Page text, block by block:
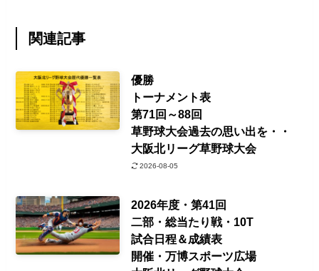
関連記事
優勝
トーナメント表
第71回～88回
草野球大会過去の思い出を・・
大阪北リーグ草野球大会
2026-08-05
2026年度・第41回
二部・総当たり戦・10T
試合日程＆成績表
開催・万博スポーツ広場